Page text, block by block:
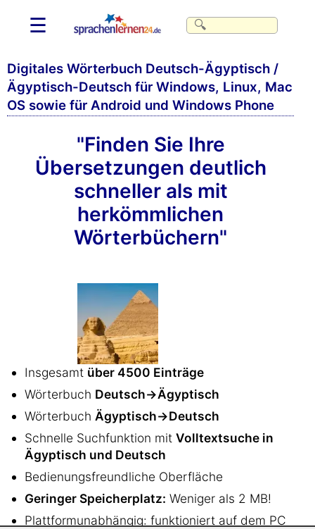
☰
Digitales Wörterbuch Deutsch-Ägyptisch /
Ägyptisch-Deutsch für Windows, Linux, Mac
OS sowie für Android und Windows Phone
"Finden Sie Ihre
Übersetzungen deutlich
schneller als mit
herkömmlichen
Wörterbüchern"
Insgesamt über 4500 Einträge
Wörterbuch Deutsch→Ägyptisch
Wörterbuch Ägyptisch→Deutsch
Schnelle Suchfunktion mit Volltextsuche in
Ägyptisch und Deutsch
Bedienungsfreundliche Oberfläche
Geringer Speicherplatz: Weniger als 2 MB!
Plattformunabhängig: funktioniert auf dem PC